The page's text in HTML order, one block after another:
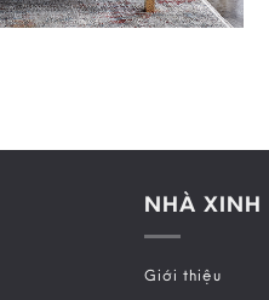
NHÀ XINH
Giới thiệu